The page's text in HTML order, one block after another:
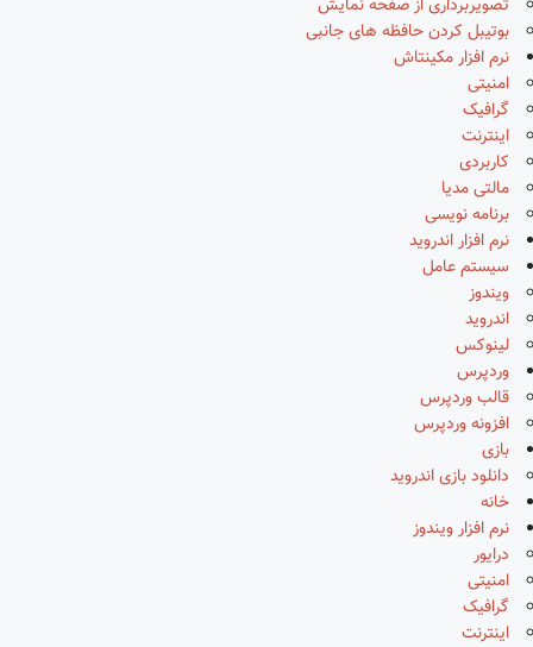
تصویربرداری از صفحه نمایش
بوتیبل کردن حافظه های جانبی
نرم افزار مکینتاش
امنیتی
گرافیک
اینترنت
کاربردی
مالتی مدیا
برنامه نویسی
نرم افزار اندروید
سیستم عامل
ویندوز
اندروید
لینوکس
وردپرس
قالب وردپرس
افزونه وردپرس
بازی
دانلود بازی اندروید
خانه
نرم افزار ویندوز
درایور
امنیتی
گرافیک
اینترنت